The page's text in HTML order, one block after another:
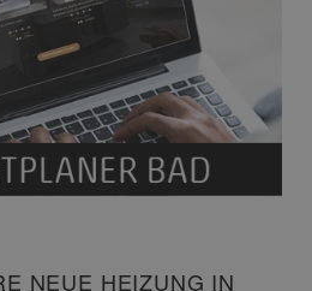
NEUE HEIZUNG IN